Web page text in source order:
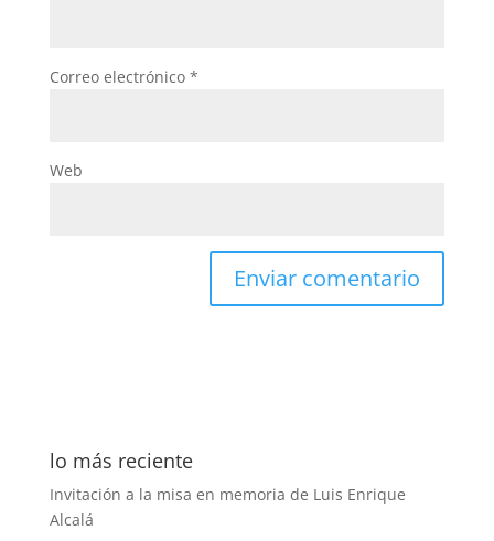
Correo electrónico *
Web
lo más reciente
Invitación a la misa en memoria de Luis Enrique
Alcalá